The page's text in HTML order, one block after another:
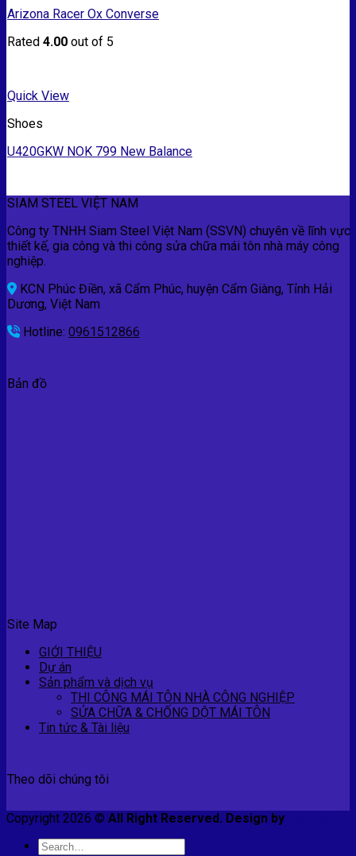
Arizona Racer Ox Converse
Rated 4.00 out of 5
Quick View
Shoes
U420GKW NOK 799 New Balance
SIAM STEEL VIỆT NAM
Công ty TNHH Siam Steel Việt Nam (SSVN) chuyên về lĩnh vực
thiết kế, gia công và thi công sửa chữa mái tôn nhà máy công
nghiệp.
KCN Phúc Điền, xã Cẩm Phúc, huyện Cẩm Giàng, Tỉnh Hải
Dương, Việt Nam
Hotline: 0961512866
Bản đồ
Site Map
GIỚI THIỆU
Dự án
Sản phẩm và dịch vụ
THI CÔNG MÁI TÔN NHÀ CÔNG NGHIỆP
SỬA CHỮA & CHỐNG DỘT MÁI TÔN
Tin tức & Tài liệu
Theo dõi chúng tôi
Copyright 2026 © All Right Reserved. Design by
Search